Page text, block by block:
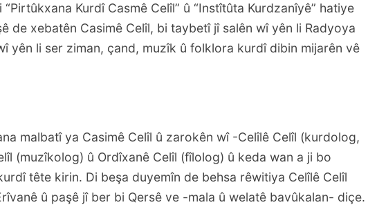
Kurdî Casmê Celîl” û “Instîtûta Kurdzanîyê” hatiye
de xebatên Casimê Celîl, bi taybetî jî salên wî yên li Radyoya
yên li ser ziman, çand, muzîk û folklora kurdî dibin mijarên vê
malbatî ya Casimê Celîl û zarokên wî -Celîlê Celîl (kurdolog,
(muzîkolog) û Ordîxanê Celîl (fîlolog) û keda wan a ji bo
tête kirin. Di beşa duyemîn de behsa rêwitiya Celîlê Celîl
û paşê jî ber bi Qersê ve -mala û welatê bavûkalan- diçe.